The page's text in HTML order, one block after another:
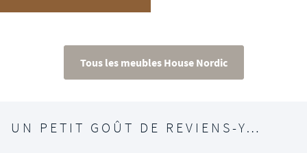
Tous les meubles House Nordic
UN PETIT GOÛT DE REVIENS-Y…